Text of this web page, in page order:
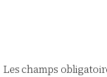
Les champs